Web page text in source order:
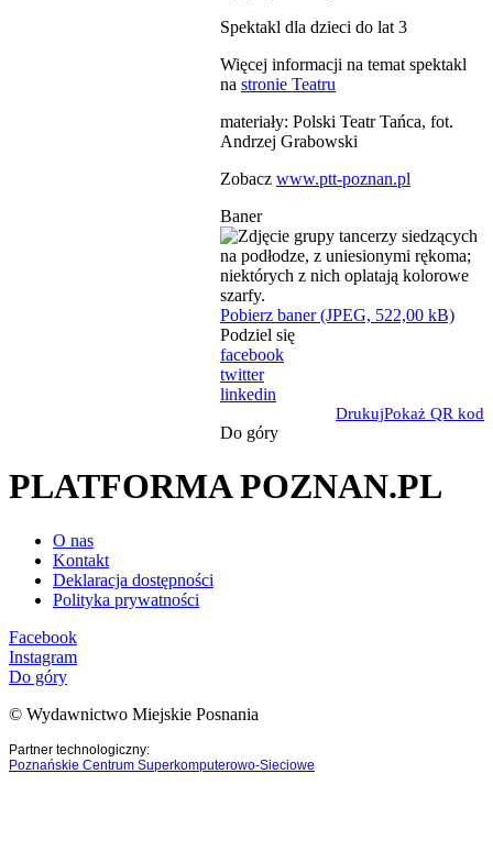
Spektakl dla dzieci do lat 3
Więcej informacji na temat spektakl
na stronie Teatru
materiały: Polski Teatr Tańca, fot.
Andrzej Grabowski
Zobacz www.ptt-poznan.pl
Baner
Pobierz baner (JPEG, 522,00 kB)
Podziel się
facebook
twitter
linkedin
DrukujPokaż QR kod
Do góry
PLATFORMA POZNAN.PL
O nas
Kontakt
Deklaracja dostępności
Polityka prywatności
Facebook
Instagram
Do góry
© Wydawnictwo Miejskie Posnania
Partner technologiczny:
Poznańskie Centrum Superkomputerowo-Sieciowe